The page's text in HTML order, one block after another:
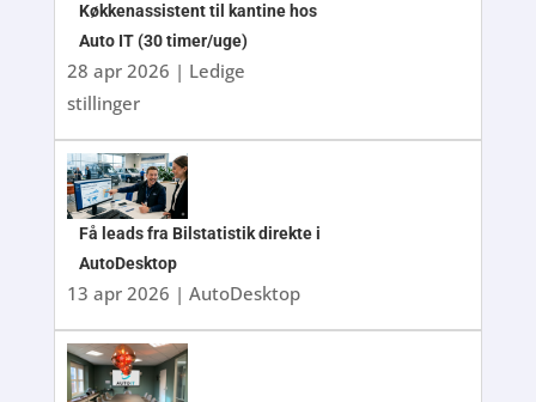
Køkkenassistent til kantine hos
Auto IT (30 timer/uge)
28 apr 2026 | Ledige
stillinger
Få leads fra Bilstatistik direkte i
AutoDesktop
13 apr 2026 | AutoDesktop